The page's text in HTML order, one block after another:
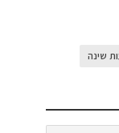
שינה